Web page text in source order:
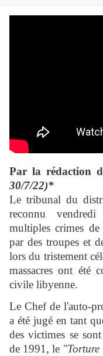
Par la rédaction
30/7/22)*
Le tribunal du
reconnu
multiples crimes
par des troupes et
lors du tristement
massacres ont été
civile libyenne.
Le Chef de l'auto-
a été jugé en tant
des victimes se
de 1991, le